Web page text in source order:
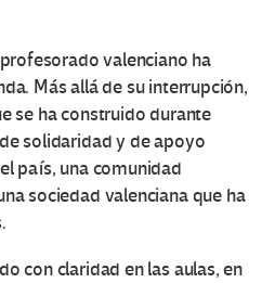
valenciano ha
Más allá de su interrupción,
se ha construido durante
solidaridad y de apoyo
país, una comunidad
sociedad valenciana que ha
con claridad en las aulas, en